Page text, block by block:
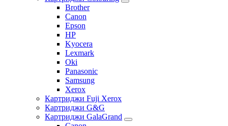
Brother
Canon
Epson
HP
Kyocera
Lexmark
Oki
Panasonic
Samsung
Xerox
Картриджи Fuji Xerox
Картриджи G&G
Картриджи GalaGrand